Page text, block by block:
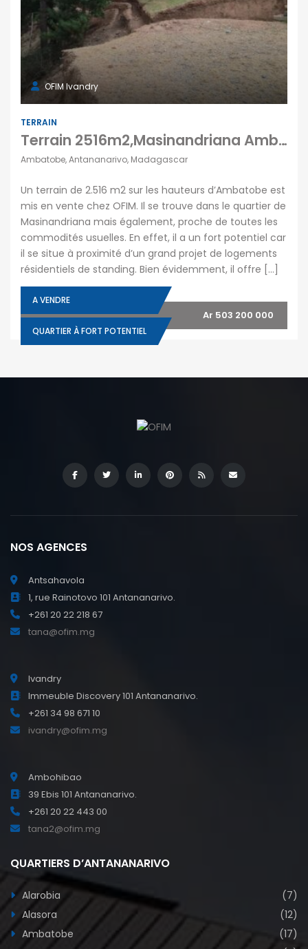
OFIM Ivandry
TERRAIN
Terrain 2516m2,Masinandriana Ambatobe
Ambatobe, Antananarivo, Madagascar
Un terrain de 2.516 m2 sur les hauteurs d’Ambatobe est
mis en vente chez OFIM. Il se trouve dans le quartier de
Masinandriana mais également, proche de toutes les
commodités usuelles. En effet, il a un fort potentiel car
il se situe à proximité d’un grand projet de logements
résidentiels de standing. Bien évidemment, il offre […]
A VENDRE
QUARTIER À FORT POTENTIEL
Ar 503 200 000
NOS AGENCES
Antsahavola
1, rue Rainotovo 101 Antananarivo.
+261 20 22 218 67
tana@ofim.mg
Ivandry
Immeuble Discovery 101 Antananarivo.
+261 34 98 671 10
ivandry@ofim.mg
Ambohibao
39 Ebis 101 Antananarivo.
+261 20 22 443 00
tana2@ofim.mg
QUARTIERS D’ANTANANARIVO
Alarobia
(7)
Alasora
(12)
Ambatobe
(17)